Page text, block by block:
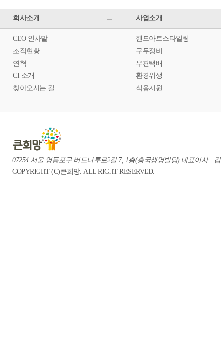
회사소개
CEO 인사말
조직현황
연혁
CI 소개
찾아오시는 길
사업소개
핸드아트스타일링
구두정비
우편택배
환경위생
식음지원
07254 서울 영등포구 버드나루로2길 7, 1층(흥국생명빌딩) 대표이사 : 김
COPYRIGHT (C)큰희망. ALL RIGHT RESERVED.